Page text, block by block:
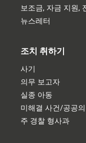
보조금, 자금 지원,
뉴스레터
조치 취하기
사기
의무 보고자
실종 아동
미해결 사건/공공
주 경찰 형사과